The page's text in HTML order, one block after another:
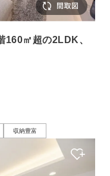
㎡超の2LDK、
収納豊富